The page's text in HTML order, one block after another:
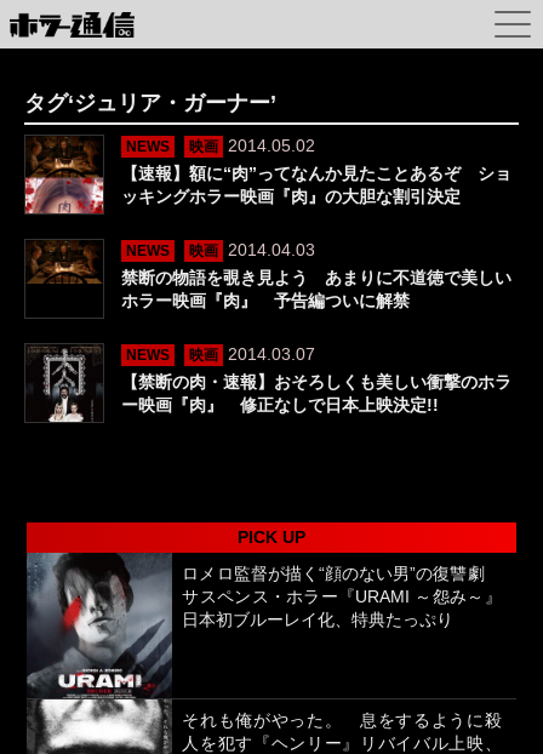
タグ‘ジュリア・ガーナー’
NEWS 映画
2014.05.02
【速報】額に“肉”ってなんか見たことあるぞ ショ
ッキングホラー映画『肉』の大胆な割引決定
NEWS 映画
2014.04.03
禁断の物語を覗き見よう あまりに不道徳で美しい
ホラー映画『肉』 予告編ついに解禁
NEWS 映画
2014.03.07
【禁断の肉・速報】おそろしくも美しい衝撃のホラ
ー映画『肉』 修正なしで日本上映決定!!
PICK UP
ロメロ監督が描く“顔のない男”の復讐劇
サスペンス・ホラー『URAMI ～怨み～』
日本初ブルーレイ化、特典たっぷり
それも俺がやった。 息をするように殺
人を犯す『ヘンリー』リバイバル上映、